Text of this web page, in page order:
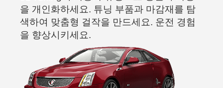
을 개인화하세요. 튜닝 부품과 마감재를 탐
색하여 맞춤형 걸작을 만드세요. 운전 경험
을 향상시키세요.